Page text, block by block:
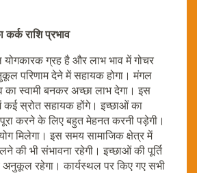
राशि प्रभाव
योगकारक ग्रह है और लाभ भाव में गोचर
परिणाम देने में सहायक होगा। मंगल
स्वामी बनकर अच्छा लाभ देगा। इस
कई स्रोत सहायक होंगे। इच्छाओं का
पूरा करने के लिए बहुत मेहनत करनी पड़ेगी।
मिलेगा। इस समय सामाजिक क्षेत्र में
की भी संभावना रहेगी। इच्छाओं की पूर्ति
रहेगा। कार्यस्थल पर किए गए सभी